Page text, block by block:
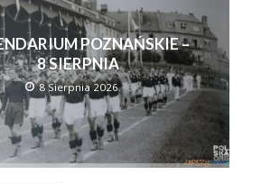
POZNAŃSKIE –
8 SIERPNIA
8 Sierpnia 2026